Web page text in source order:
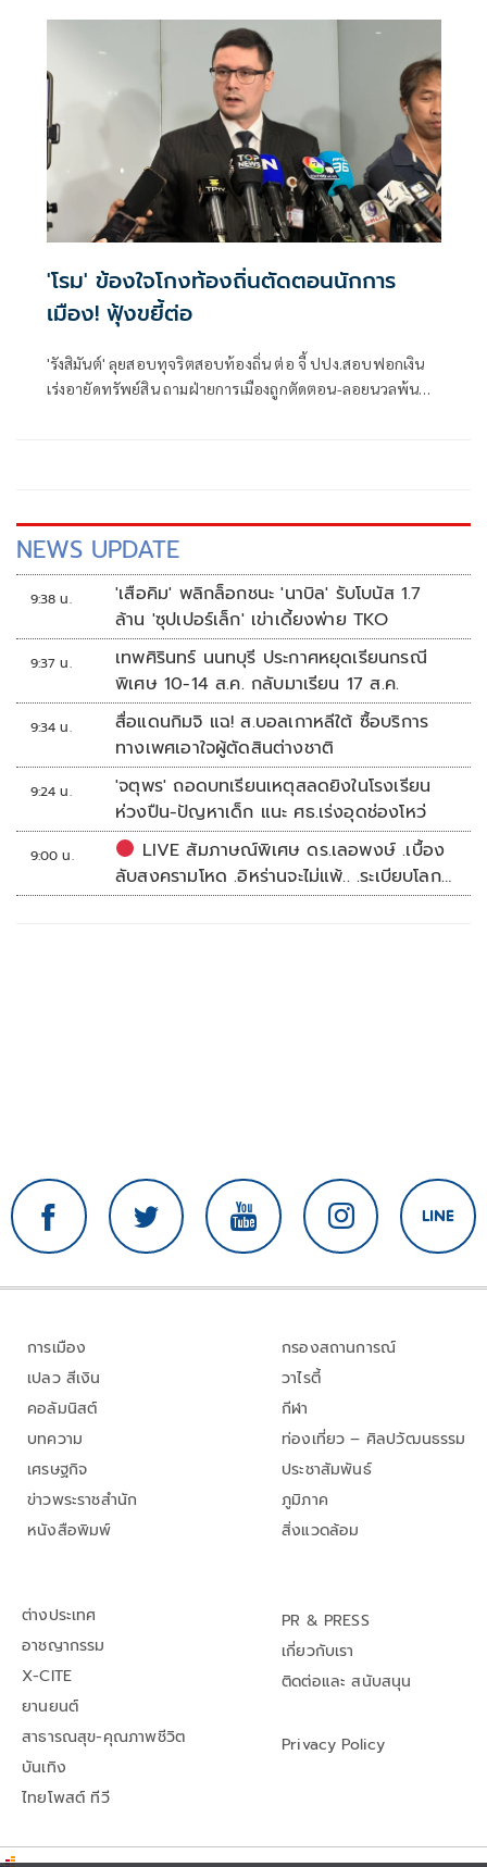
ตำแหน่งได้แล้ว
'โรม' ข้องใจโกงท้องถิ่นตัดตอนนักการ
เมือง! ฟุ้งขยี้ต่อ
'รังสิมันต์' ลุยสอบทุจริตสอบท้องถิ่น ต่อ จี้ ปปง.สอบฟอกเงิน
เร่งอายัดทรัพย์สิน ถามฝ่ายการเมืองถูกตัดตอน-ลอยนวลพ้นผิด
NEWS UPDATE
9:38 น.
'เสือคิม' พลิกล็อกชนะ 'นาบิล' รับโบนัส 1.7
ล้าน 'ซุปเปอร์เล็ก' เข่าเดี้ยงพ่าย TKO
9:37 น.
เทพศิรินทร์ นนทบุรี ประกาศหยุดเรียนกรณี
พิเศษ 10-14 ส.ค. กลับมาเรียน 17 ส.ค.
9:34 น.
สื่อแดนกิมจิ แฉ! ส.บอลเกาหลีใต้ ซื้อบริการ
ทางเพศเอาใจผู้ตัดสินต่างชาติ
9:24 น.
'จตุพร' ถอดบทเรียนเหตุสลดยิงในโรงเรียน
ห่วงปืน-ปัญหาเด็ก แนะ ศธ.เร่งอุดช่องโหว่
9:00 น.
LIVE สัมภาษณ์พิเศษ ดร.เลอพงษ์ .เบื้อง
ลับสงครามโหด .อิหร่านจะไม่แพ้.. .ระเบียบโลก
ใหม่ในตะวันออกกลาง…. | อิสรภาพแห่งความ
การเมือง
เปลว สีเงิน
คอลัมนิสต์
บทความ
เศรษฐกิจ
ข่าวพระราชสำนัก
หนังสือพิมพ์
กรองสถานการณ์
วาไรตี้
กีฬา
ท่องเที่ยว – ศิลปวัฒนธรรม
ประชาสัมพันธ์
ภูมิภาค
สิ่งแวดล้อม
ต่างประเทศ
อาชญากรรม
X-CITE
ยานยนต์
สาธารณสุข-คุณภาพชีวิต
บันเทิง
ไทยโพสต์ ทีวี
PR & PRESS
เกี่ยวกับเรา
ติดต่อและ สนับสนุน
Privacy Policy